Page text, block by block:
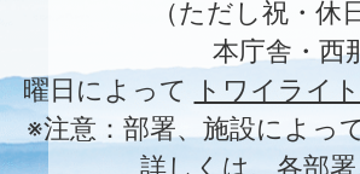
（ただし祝・
本庁舎・西
曜日によって
トワイライ
※注意：部署、施設によっ
詳しくは、各部